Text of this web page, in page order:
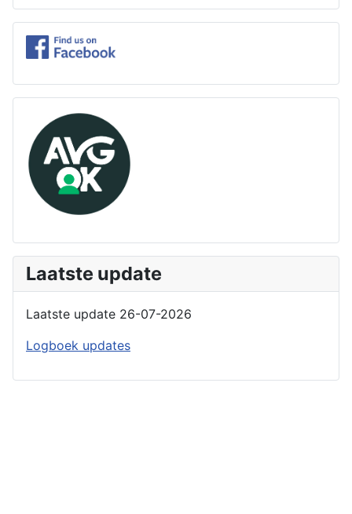
Laatste update
Laatste update 26-07-2026
Logboek updates